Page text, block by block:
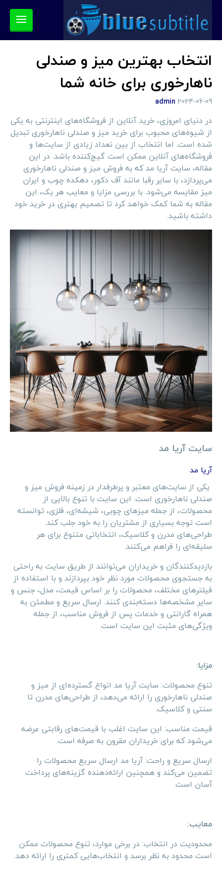
انتخاب بهترین میز و صندلی
ناهارخوری برای خانه شما
admin 2024-06-09
در دنیای امروزی، خرید آنلاین از فروشگاه‌های اینترنتی به یکی
از شیوه‌های محبوب برای خرید میز و صندلی ناهارخوری تبدیل
شده است. اما انتخاب از بین تعداد زیادی از سایت‌ها و
فروشگاه‌های آنلاین ممکن است گیج‌کننده باشد. در این
مقاله، سایت آریا مد که به فروش میز و صندلی ناهارخوری
می‌پردازد، با سایر رقبا مانند آف دکور، دهکده چوب و ایران
میز مقایسه می‌شود. با بررسی مزایا و معایب هر یک، این
مقاله به شما کمک خواهد کرد تا تصمیم بهتری در خرید خود
داشته باشید.
سایت آریا مد
آریا مد
یکی از سایت‌های معتبر و پرطرفدار در زمینه فروش میز و
صندلی ناهارخوری است. این سایت با تنوع بالایی از
محصولات، از جمله میزهای چوبی، شیشه‌ای، فلزی، توانسته
است توجه بسیاری از مشتریان را به خود جلب کند.
طراحی‌های مدرن و کلاسیک، انتخاباتی متنوع برای هر
سلیقه‌ای را فراهم می‌کنند.
بازدیدکنندگان و خریداران می‌توانند از طریق سایت به راحتی
به جستجوی محصولات مورد نظر خود بپردازند و با استفاده از
فیلترهای مختلف، محصولات را بر اساس قیمت، مدل، جنس و
سایر مشخصه‌ها دسته‌بندی کنند. ارسال سریع و مطمئن به
همراه گارانتی و خدمات پس از فروش مناسب، از جمله
ویژگی‌های مثبت این سایت است.
مزایا:
تنوع محصولات: سایت آریا مد انواع گسترده‌ای از میز و
صندلی ناهارخوری را ارائه می‌دهد، از طراحی‌های مدرن تا
سنتی و کلاسیک.
قیمت مناسب: این سایت اغلب با قیمت‌های رقابتی عرضه
می‌شود که برای خریداران مقرون به صرفه است.
ارسال سریع و راحت: آریا مد ارسال سریع محصولات را
تضمین می‌کند و همچنین ارائه‌دهنده گزینه‌های پرداخت
آسان است.
معایب:
محدودیت در انتخاب: در برخی موارد، تنوع محصولات ممکن
است محدود به نظر برسد و انتخاب‌هایی کمتری را ارائه دهد.